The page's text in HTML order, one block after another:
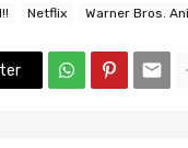
Netflix Warner Bros.